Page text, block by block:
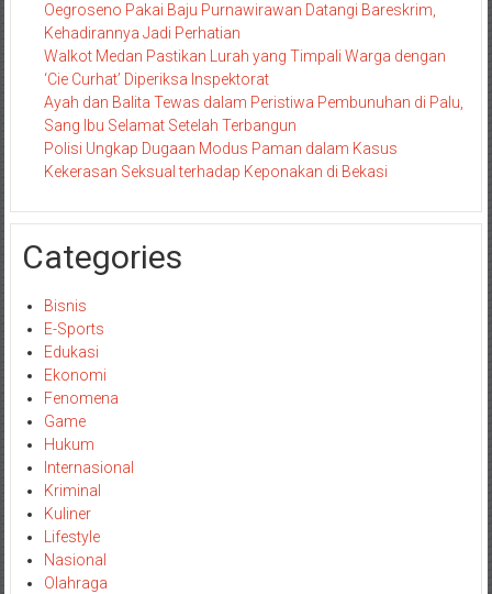
Oegroseno Pakai Baju Purnawirawan Datangi Bareskrim,
Kehadirannya Jadi Perhatian
Walkot Medan Pastikan Lurah yang Timpali Warga dengan
‘Cie Curhat’ Diperiksa Inspektorat
Ayah dan Balita Tewas dalam Peristiwa Pembunuhan di Palu,
Sang Ibu Selamat Setelah Terbangun
Polisi Ungkap Dugaan Modus Paman dalam Kasus
Kekerasan Seksual terhadap Keponakan di Bekasi
Categories
Bisnis
E-Sports
Edukasi
Ekonomi
Fenomena
Game
Hukum
Internasional
Kriminal
Kuliner
Lifestyle
Nasional
Olahraga